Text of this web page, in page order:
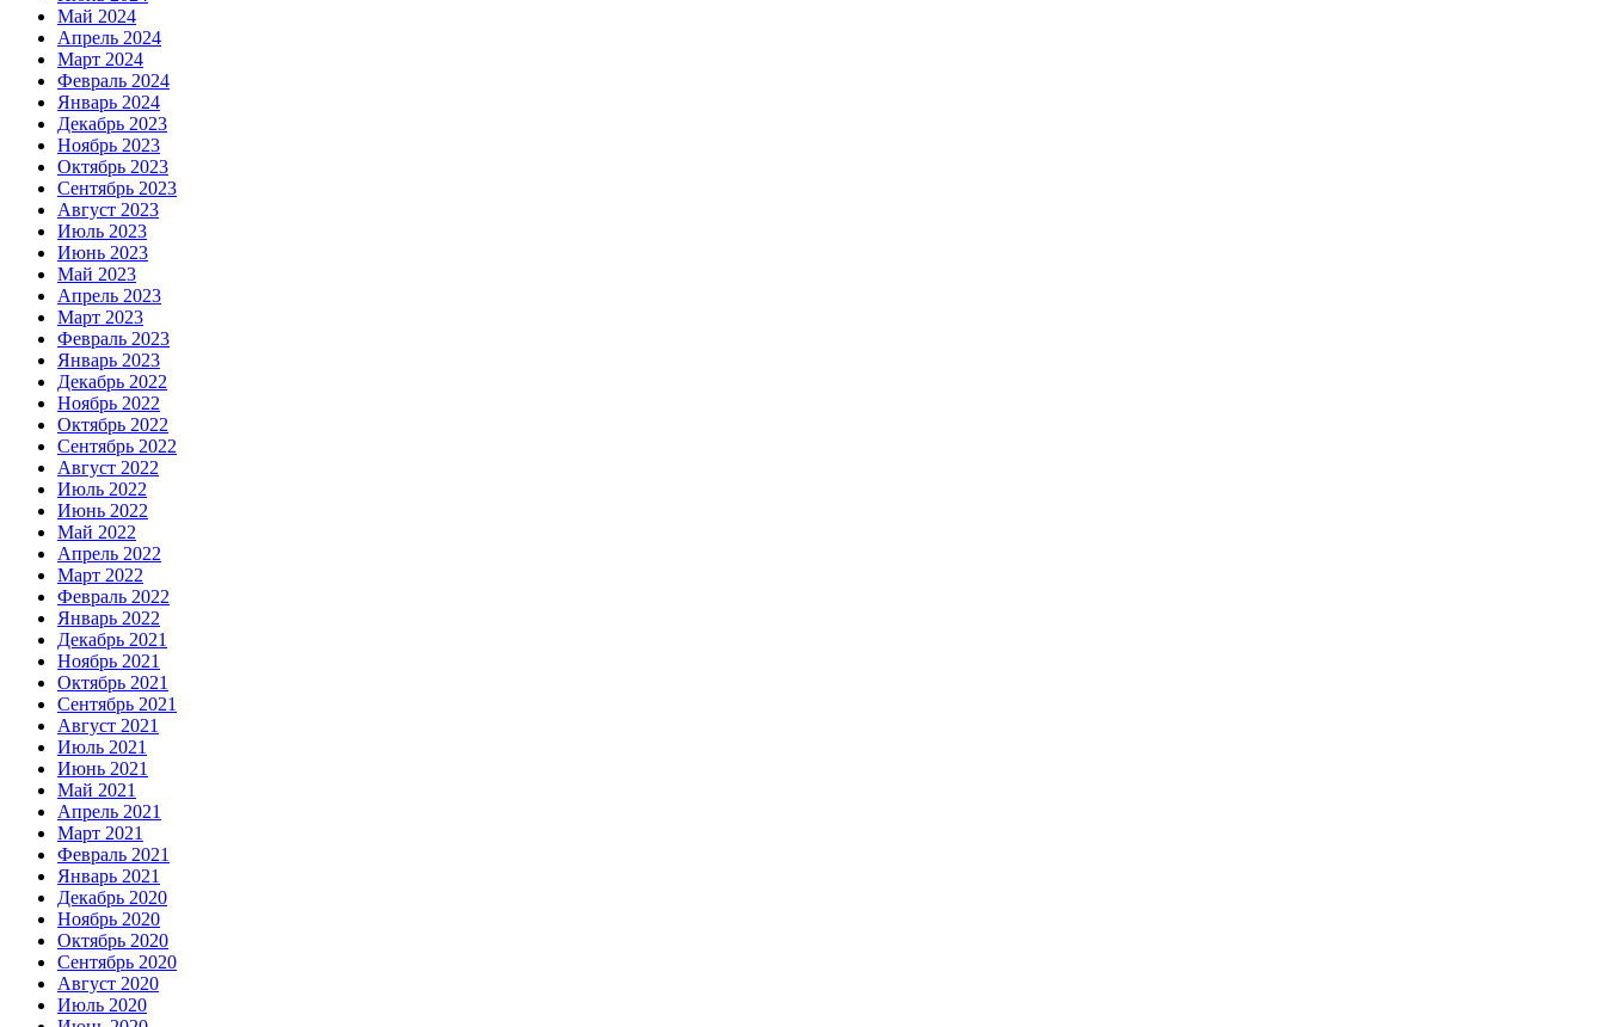
Май 2024
Апрель 2024
Март 2024
Февраль 2024
Январь 2024
Декабрь 2023
Ноябрь 2023
Октябрь 2023
Сентябрь 2023
Август 2023
Июль 2023
Июнь 2023
Май 2023
Апрель 2023
Март 2023
Февраль 2023
Январь 2023
Декабрь 2022
Ноябрь 2022
Октябрь 2022
Сентябрь 2022
Август 2022
Июль 2022
Июнь 2022
Май 2022
Апрель 2022
Март 2022
Февраль 2022
Январь 2022
Декабрь 2021
Ноябрь 2021
Октябрь 2021
Сентябрь 2021
Август 2021
Июль 2021
Июнь 2021
Май 2021
Апрель 2021
Март 2021
Февраль 2021
Январь 2021
Декабрь 2020
Ноябрь 2020
Октябрь 2020
Сентябрь 2020
Август 2020
Июль 2020